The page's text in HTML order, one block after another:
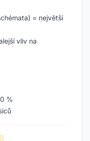
= největší
vliv na
%